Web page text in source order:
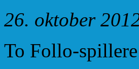
26. oktober
To Follo-